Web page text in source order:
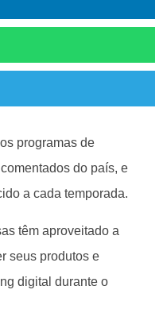
programas de
do país, e
a cada temporada.
têm aproveitado a
seus produtos e
digital durante o